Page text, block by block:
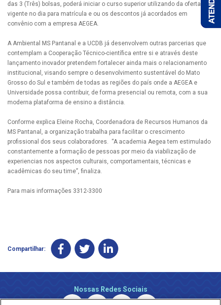
das 3 (Três) bolsas, poderá iniciar o curso superior utilizando da oferta
vigente no dia para matrícula e ou os descontos já acordados em
convênio com a empresa AEGEA.
A Ambiental MS Pantanal e a UCDB já desenvolvem outras parcerias que
contemplam a Cooperação Técnico-científica entre si e através deste
lançamento inovador pretendem fortalecer ainda mais o relacionamento
institucional, visando sempre o desenvolvimento sustentável do Mato
Grosso do Sul e também de todas as regiões do país onde a AEGEA e
Universidade possa contribuir, de forma presencial ou remota, com a sua
moderna plataforma de ensino a distância.
Conforme explica Eleine Rocha, Coordenadora de Recursos Humanos da
MS Pantanal, a organização trabalha para facilitar o crescimento
profissional dos seus colaboradores. “A academia Aegea tem estimulado
constantemente a formação de pessoas por meio da viabilização de
experiencias nos aspectos culturais, comportamentais, técnicas e
acadêmicas do seu time”, finaliza.
Para mais informações 3312-3300
Compartilhar:
Nossas Redes Sociais